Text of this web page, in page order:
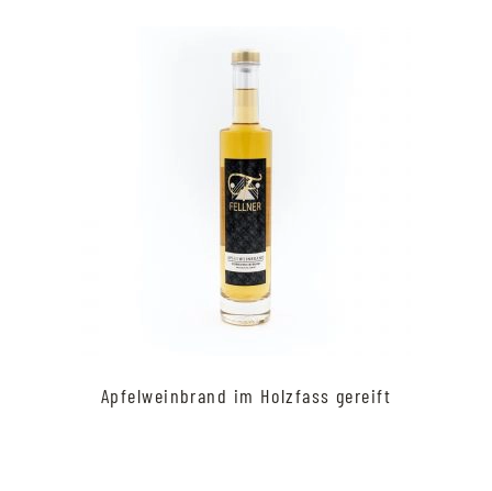
Apfelweinbrand im Holzfass gereift